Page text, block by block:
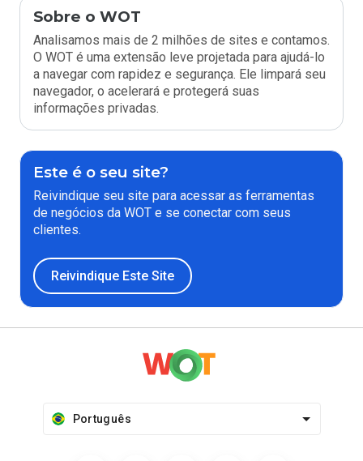
Sobre o WOT
Analisamos mais de 2 milhões de sites e contamos.
O WOT é uma extensão leve projetada para ajudá-lo
a navegar com rapidez e segurança. Ele limpará seu
navegador, o acelerará e protegerá suas
informações privadas.
Este é o seu site?
Reivindique seu site para acessar as ferramentas
de negócios da WOT e se conectar com seus
clientes.
Reivindique Este Site
Português